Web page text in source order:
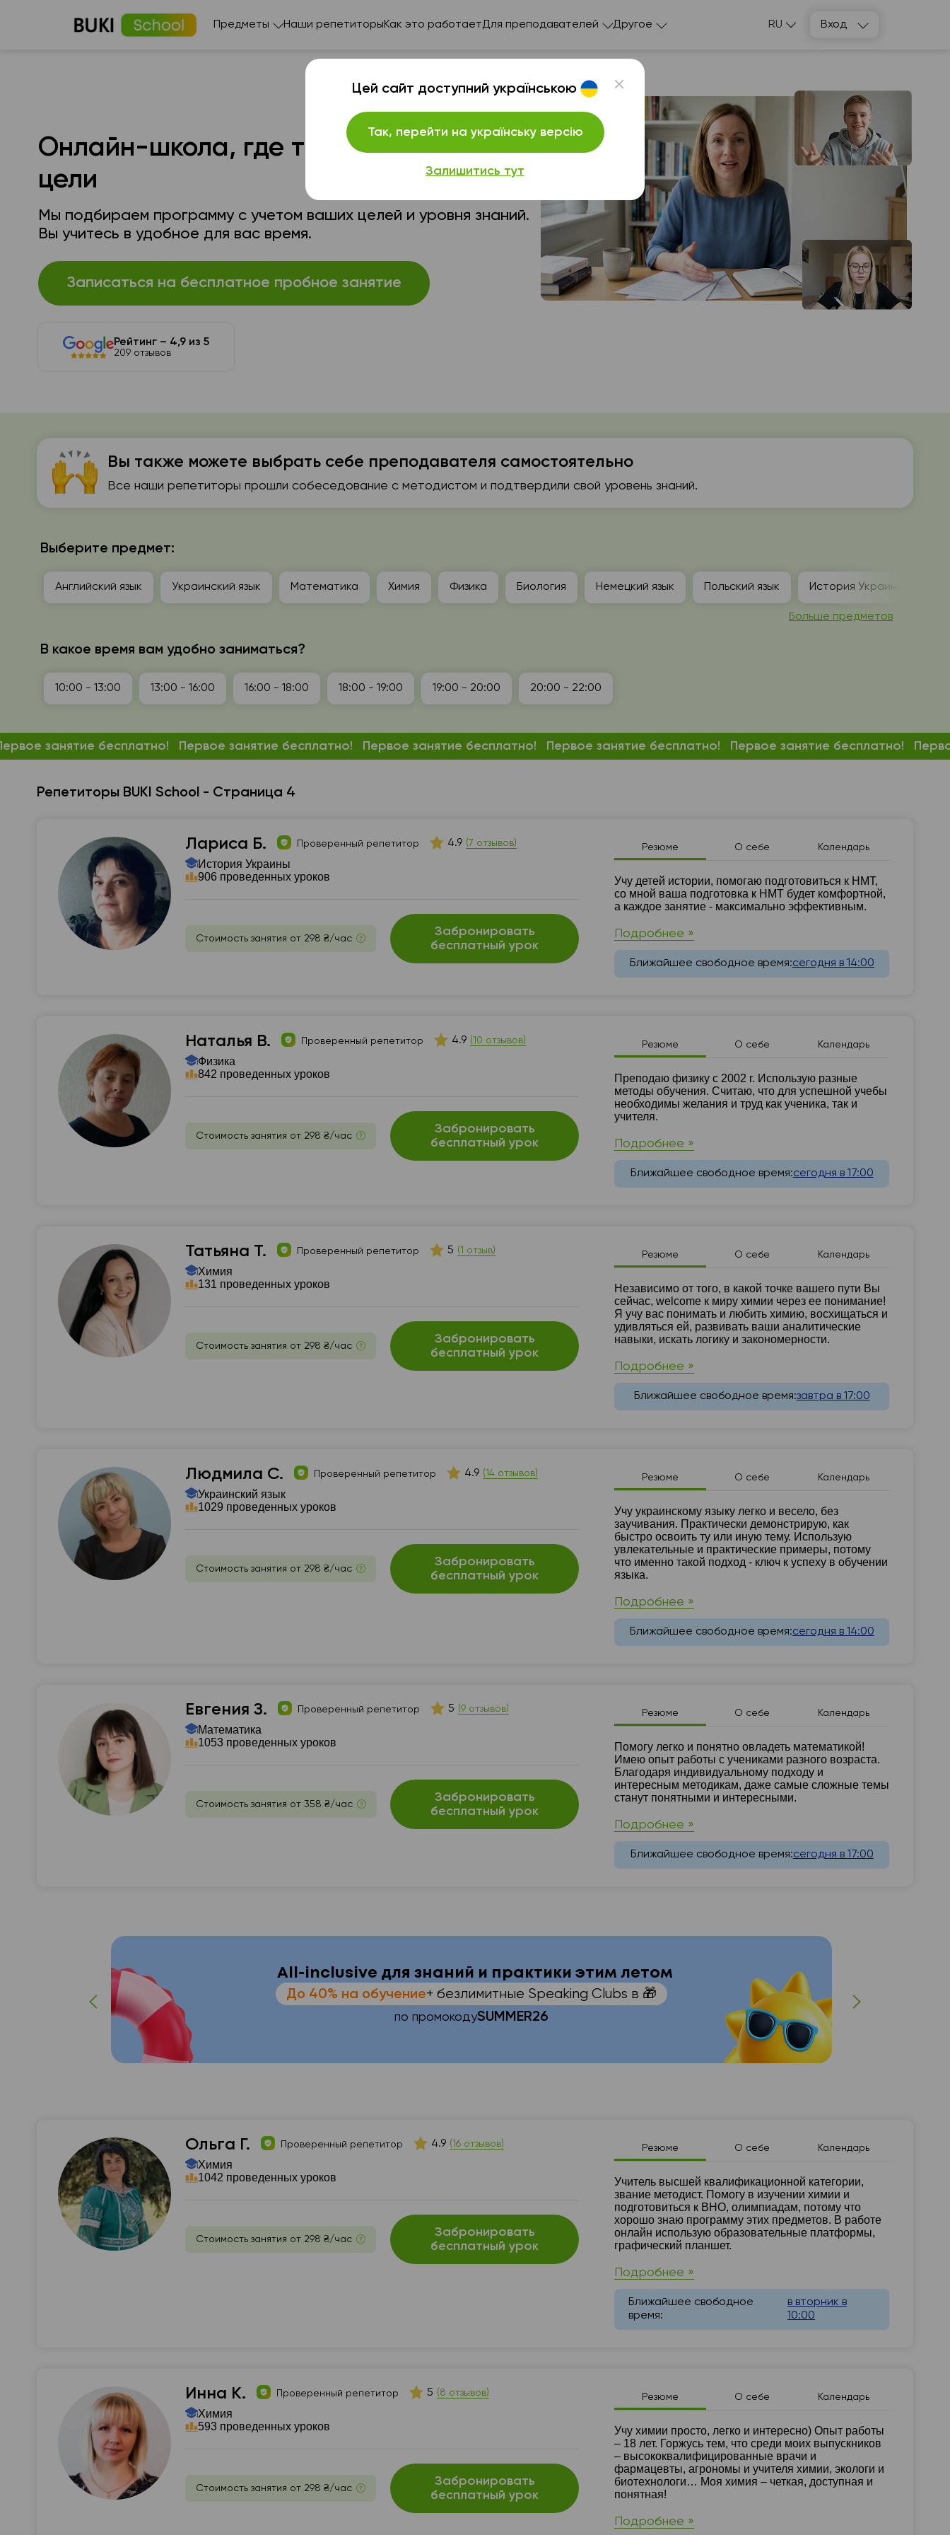
Предметы Наши репетиторыКак это работаетДля преподавателей Другое RU Вход
Репетиторы BUKI School - Страница 4
Лариса Б. Проверенный репетитор 4.9 (7 отзывов)
История Украины
906 проведенных уроков
Стоимость занятия от 298 ₴/час
Забронировать
бесплатный урок
Резюме О себе Календарь
Резюме
Учу детей истории, помогаю подготовиться к НМТ,
со мной ваша подготовка к НМТ будет комфортной,
а каждое занятие - максимально эффективным.
Подробнее »
Ближайшее свободное время:сегодня в 14:00
Наталья В. Проверенный репетитор 4.9 (10 отзывов)
Физика
842 проведенных уроков
Стоимость занятия от 298 ₴/час
Забронировать
бесплатный урок
Резюме О себе Календарь
Резюме
Преподаю физику с 2002 г. Использую разные
методы обучения. Считаю, что для успешной учебы
необходимы желания и труд как ученика, так и
учителя.
Подробнее »
Ближайшее свободное время:сегодня в 17:00
Татьяна Т. Проверенный репетитор 5 (1 отзыв)
Химия
131 проведенных уроков
Стоимость занятия от 298 ₴/час
Забронировать
бесплатный урок
Резюме О себе Календарь
Резюме
Независимо от того, в какой точке вашего пути Вы
сейчас, welcome к миру химии через ее понимание!
Я учу вас понимать и любить химию, восхищаться и
удивляться ей, развивать ваши аналитические
навыки, искать логику и закономерности.
Подробнее »
Ближайшее свободное время:завтра в 17:00
Людмила С. Проверенный репетитор 4.9 (14 отзывов)
Украинский язык
1029 проведенных уроков
Стоимость занятия от 298 ₴/час
Забронировать
бесплатный урок
Резюме О себе Календарь
Резюме
Учу украинскому языку легко и весело, без
заучивания. Практически демонстрирую, как
быстро освоить ту или иную тему. Использую
увлекательные и практические примеры, потому
что именно такой подход - ключ к успеху в обучении
языка.
Подробнее »
Ближайшее свободное время:сегодня в 14:00
Евгения З. Проверенный репетитор 5 (9 отзывов)
Математика
1053 проведенных уроков
Стоимость занятия от 358 ₴/час
Забронировать
бесплатный урок
Резюме О себе Календарь
Резюме
Помогу легко и понятно овладеть математикой!
Имею опыт работы с учениками разного возраста.
Благодаря индивидуальному подходу и
интересным методикам, даже самые сложные темы
станут понятными и интересными.
Подробнее »
Ближайшее свободное время:сегодня в 17:00
All-inclusive для знаний и практики этим летом
До 40% на обучение+ безлимитные Speaking Clubs в 🎁
по промокодуSUMMER26
Ольга Г. Проверенный репетитор 4.9 (16 отзывов)
Химия
1042 проведенных уроков
Стоимость занятия от 298 ₴/час
Забронировать
бесплатный урок
Резюме О себе Календарь
Резюме
Учитель высшей квалификационной категории,
звание методист. Помогу в изучении химии и
подготовиться к ВНО, олимпиадам, потому что
хорошо знаю программу этих предметов. В работе
онлайн использую образовательные платформы,
графический планшет.
Подробнее »
Ближайшее свободное
время:
в вторник в
10:00
Инна К. Проверенный репетитор 5 (8 отзывов)
Химия
593 проведенных уроков
Стоимость занятия от 298 ₴/час
Забронировать
бесплатный урок
Резюме О себе Календарь
Резюме
Учу химии просто, легко и интересно) Опыт работы
– 18 лет. Горжусь тем, что среди моих выпускников
– высококвалифицированные врачи и
фармацевты, агрономы и учителя химии, экологи и
биотехнологи… Моя химия – четкая, доступная и
понятная!
Подробнее »
занятие бесплатно! Первое занятие бесплатно! Первое занятие бесплатно! Первое занятие бесплатно! Первое занятие бесплатно!
Вы также можете выбрать себе преподавателя самостоятельно
Все наши репетиторы прошли собеседование с методистом и подтвердили свой уровень знаний.
Выберите предмет:
Английский язык Украинский язык Математика Химия Физика Биология Немецкий язык Польский язык История Украины
Больше предметов
В какое время вам удобно заниматься?
10:00 - 13:00 13:00 - 16:00 16:00 - 18:00 18:00 - 19:00 19:00 - 20:00 20:00 - 22:00
Онлайн-школа, где ты достигнешь
цели
Мы подбираем программу с учетом ваших целей и уровня знаний.
Вы учитесь в удобное для вас время.
Записаться на бесплатное пробное занятие
Рейтинг – 4,9 из 5
209 отзывов
Подобрать
Цей сайт доступний українською
Так, перейти на українську версію
Залишитись тут